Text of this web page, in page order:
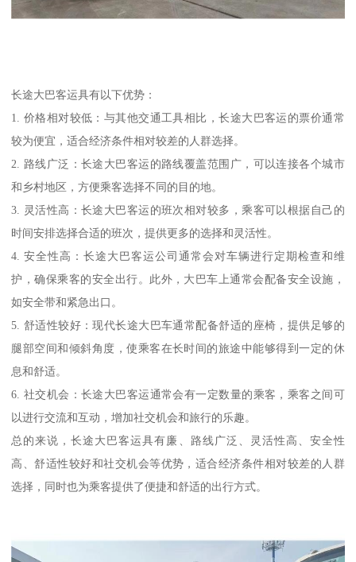
长途大巴客运具有以下优势：
1. 价格相对较低：与其他交通工具相比，长途大巴客运的票价通常
较为便宜，适合经济条件相对较差的人群选择。
2. 路线广泛：长途大巴客运的路线覆盖范围广，可以连接各个城市
和乡村地区，方便乘客选择不同的目的地。
3. 灵活性高：长途大巴客运的班次相对较多，乘客可以根据自己的
时间安排选择合适的班次，提供更多的选择和灵活性。
4. 安全性高：长途大巴客运公司通常会对车辆进行定期检查和维
护，确保乘客的安全出行。此外，大巴车上通常会配备安全设施，
如安全带和紧急出口。
5. 舒适性较好：现代长途大巴车通常配备舒适的座椅，提供足够的
腿部空间和倾斜角度，使乘客在长时间的旅途中能够得到一定的休
息和舒适。
6. 社交机会：长途大巴客运通常会有一定数量的乘客，乘客之间可
以进行交流和互动，增加社交机会和旅行的乐趣。
总的来说，长途大巴客运具有廉、路线广泛、灵活性高、安全性
高、舒适性较好和社交机会等优势，适合经济条件相对较差的人群
选择，同时也为乘客提供了便捷和舒适的出行方式。